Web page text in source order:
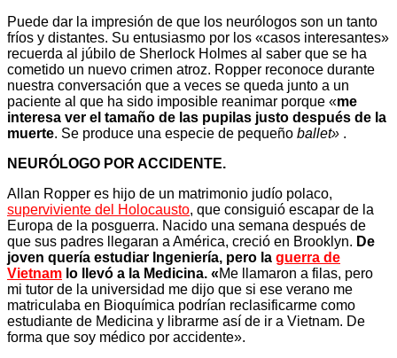
Puede dar la impresión de que los neurólogos son un tanto
fríos y distantes. Su entusiasmo por los «casos interesantes»
recuerda al júbilo de Sherlock Holmes al saber que se ha
cometido un nuevo crimen atroz. Ropper reconoce durante
nuestra conversación que a veces se queda junto a un
paciente al que ha sido imposible reanimar porque «me
interesa ver el tamaño de las pupilas justo después de la
muerte. Se produce una especie de pequeño ballet» .
NEURÓLOGO POR ACCIDENTE.
Allan Ropper es hijo de un matrimonio judío polaco,
superviviente del Holocausto, que consiguió escapar de la
Europa de la posguerra. Nacido una semana después de
que sus padres llegaran a América, creció en Brooklyn. De
joven quería estudiar Ingeniería, pero la guerra de
Vietnam lo llevó a la Medicina. «Me llamaron a filas, pero
mi tutor de la universidad me dijo que si ese verano me
matriculaba en Bioquímica podrían reclasificarme como
estudiante de Medicina y librarme así de ir a Vietnam. De
forma que soy médico por accidente».